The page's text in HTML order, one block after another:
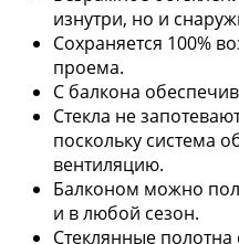
изнутри, но и
Сохраняется 100%
проема.
С балкона
Стекла не
поскольку система
вентиляцию.
Балконом можно
и в любой сезон.
Стеклянные